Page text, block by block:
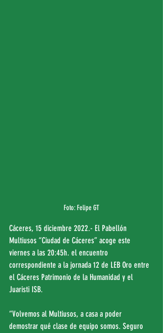
Foto: Felipe GT
Cáceres, 15 diciembre 2022.- El Pabellón
Multiusos “Ciudad de Cáceres” acoge este
viernes a las 20:45h. el encuentro
correspondiente a la jornada 12 de LEB Oro entre
el Cáceres Patrimonio de la Humanidad y el
Juaristi ISB.
“Volvemos al Multiusos, a casa a poder
demostrar qué clase de equipo somos. Seguro